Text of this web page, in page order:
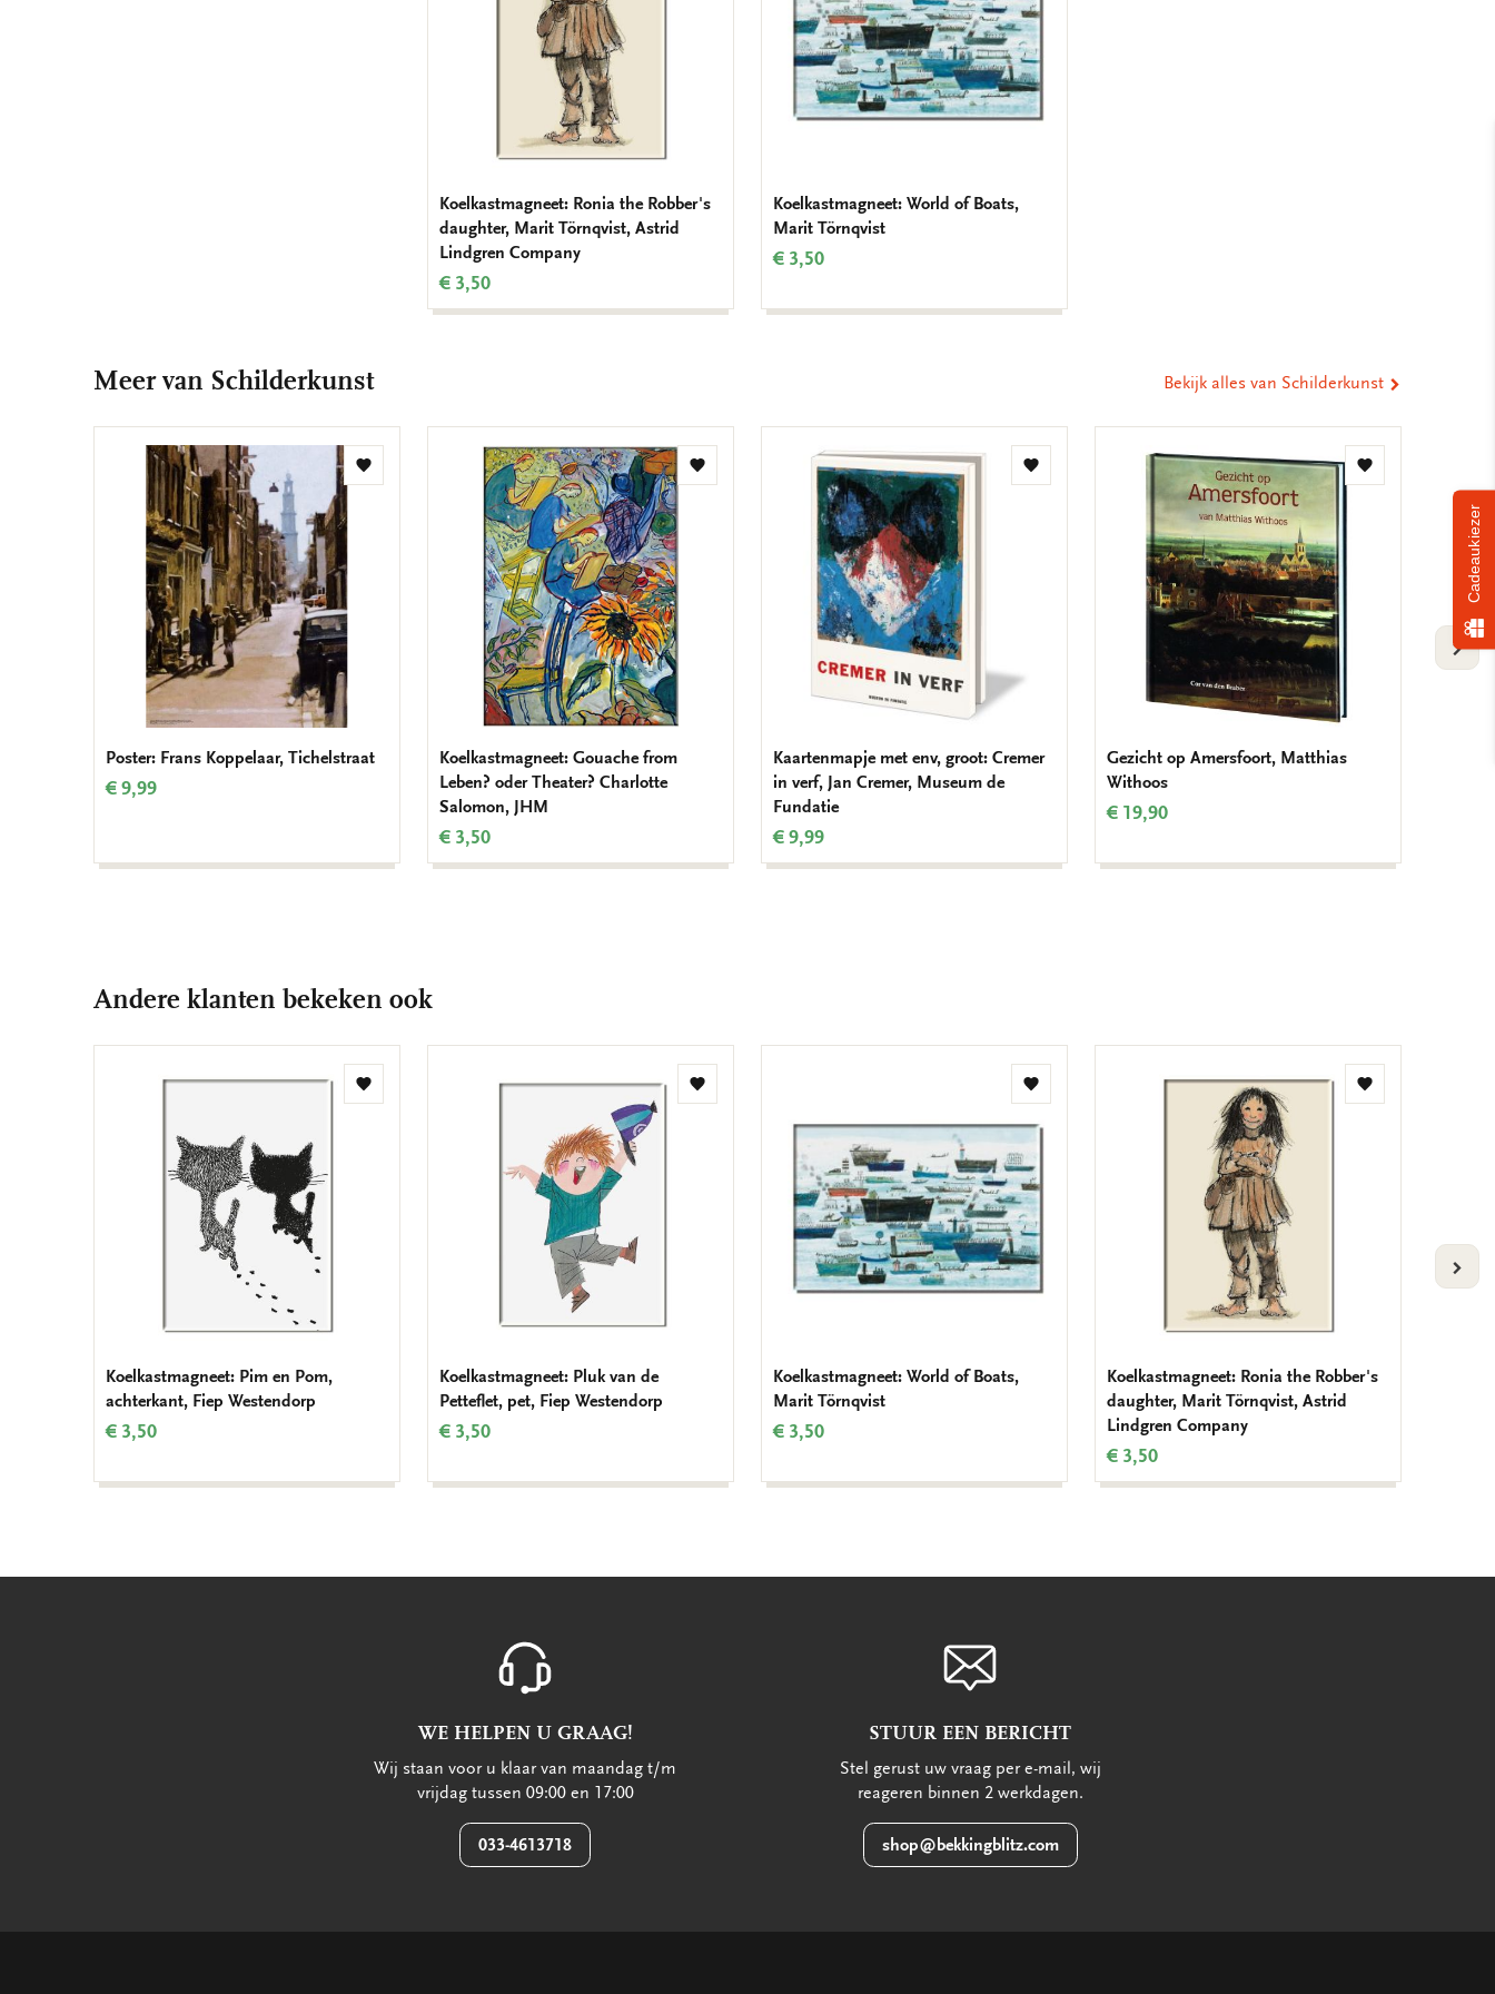
bekroond met de Boekenleeuw 2014 België. In 2015 was het prentenboek van de
Kinderboekenweek uitgegeven door de CPNB van Marits hand. De ruim 50.000
exemplaren van Fabians feest waren in zeer korte tijd uitverkocht en het boek
verschijnt in 2016 in meerdere landen.
Koelkastmagneet: Ronia the Robber's
daughter, Marit Törnqvist, Astrid
Lindgren Company
€ 3,50
Koelkastmagneet: World of Boats,
Marit Törnqvist
€ 3,50
Meer van Schilderkunst Bekijk alles van Schilderkunst
Toevoegen
Poster: Frans Koppelaar, Tichelstraat
€ 9,99
Toevoegen
Koelkastmagneet: Gouache from
Leben? oder Theater? Charlotte
Salomon, JHM
€ 3,50
Toevoegen
Kaartenmapje met env, groot: Cremer
in verf, Jan Cremer, Museum de
Fundatie
€ 9,99
Toevoegen
Gezicht op Amersfoort, Matthias
Withoos
€ 19,90
Andere klanten bekeken ook
Toevoegen
Koelkastmagneet: Pim en Pom,
achterkant, Fiep Westendorp
€ 3,50
Toevoegen
Koelkastmagneet: Pluk van de
Petteflet, pet, Fiep Westendorp
€ 3,50
Toevoegen
verlanglijst
Koelkastmagneet: World of Boats,
Marit Törnqvist
€ 3,50
Toevoegen
Koelkastmagneet: Ronia the Robber's
daughter, Marit Törnqvist, Astrid
Lindgren Company
€ 3,50
WE HELPEN U GRAAG!
Wij staan voor u klaar van maandag t/m
vrijdag tussen 09:00 en 17:00
033-4613718
STUUR EEN BERICHT
Stel gerust uw vraag per e-mail, wij
reageren binnen 2 werkdagen.
shop@bekkingblitz.com
Cadeaukiezer